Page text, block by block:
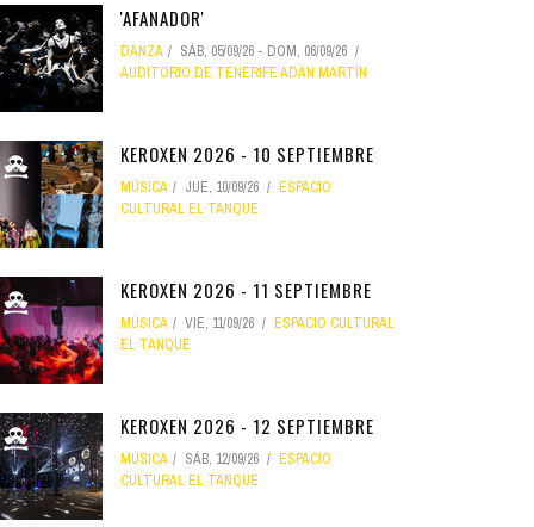
'AFANADOR'
DANZA SÁB, 05/09/26 - DOM, 06/09/26
AUDITORIO DE TENERIFE ADÁN MARTÍN
KEROXEN 2026 - 10 SEPTIEMBRE
MÚSICA JUE, 10/09/26
ESPACIO
CULTURAL EL TANQUE
KEROXEN 2026 - 11 SEPTIEMBRE
MÚSICA VIE, 11/09/26
ESPACIO CULTURAL
EL TANQUE
KEROXEN 2026 - 12 SEPTIEMBRE
MÚSICA SÁB, 12/09/26
ESPACIO
CULTURAL EL TANQUE